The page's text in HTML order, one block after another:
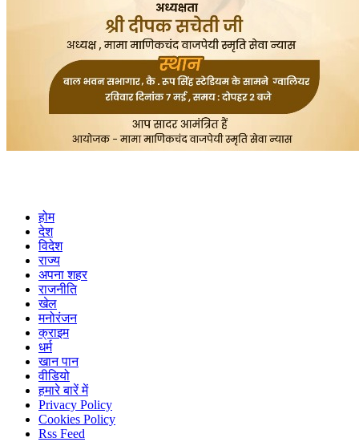
होम
देश
विदेश
राज्य
अपना शहर
राजनीति
खेल
मनोरंजन
क्राइम
धर्म
खान पान
वीडियो
हमारे बारें में
Privacy Policy
Cookies Policy
Rss Feed